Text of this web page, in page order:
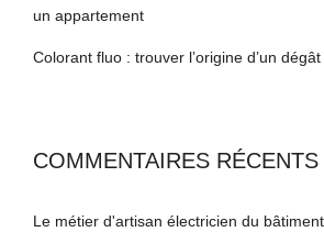
un appartement
Colorant fluo : trouver l’origine d’un
COMMENTAIRES RÉCENTS
Le métier d'artisan électricien du